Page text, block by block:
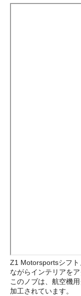
Z1 Motorsportsシフ
ながらインテリアを
このノブは、航空機
加工されています。